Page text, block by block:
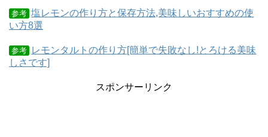
参考 塩レモンの作り方と保存方法,美味しいおすすめの使
い方8選
参考
レモンタルトの作り方[簡単で失敗なし!とろける美味
しさです]
スポンサーリンク